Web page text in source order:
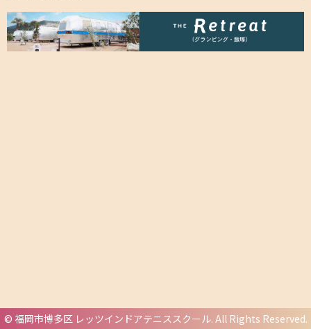
© 福岡市博多区 レッツインドアテニススクール. All Rights Reserved.